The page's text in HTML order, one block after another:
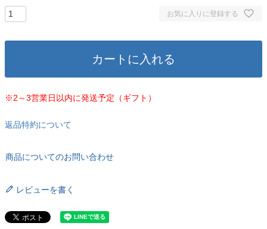
お気に入りに登録する
カートに入れる
※2～3営業日以内に発送予定（ギフト）
返品特約について
商品についてのお問い合わせ
レビューを書く